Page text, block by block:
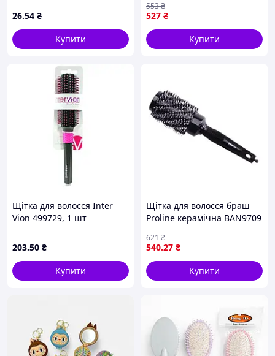
26.54 ₴
Купити
527 ₴
553₴
Купити
Щітка для волосся Inter
Vion 499729, 1 шт
203.50 ₴
Купити
Щітка для волосся браш
Proline керамічна BAN9709
щетина
540.27 ₴
621₴
Купити